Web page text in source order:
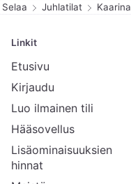
Selaa Juhlatilat Kaarina
Linkit
Etusivu
Kirjaudu
Luo ilmainen tili
Hääsovellus
Lisäominaisuuksien
hinnat